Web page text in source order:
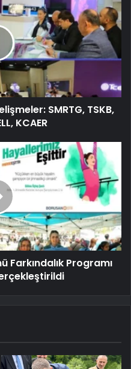
SMRTG, TSKB,
KCAER
Farkındalık Programı